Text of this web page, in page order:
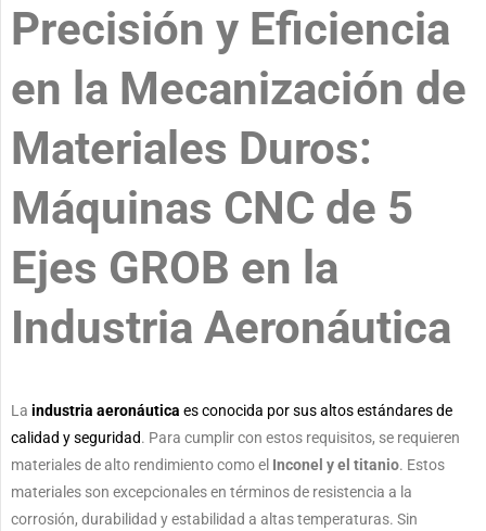
Precisión y Eficiencia
en la Mecanización de
Materiales Duros:
Máquinas CNC de 5
Ejes GROB en la
Industria Aeronáutica
La industria aeronáutica es conocida por sus altos estándares de
calidad y seguridad. Para cumplir con estos requisitos, se requieren
materiales de alto rendimiento como el Inconel y el titanio. Estos
materiales son excepcionales en términos de resistencia a la
corrosión, durabilidad y estabilidad a altas temperaturas. Sin